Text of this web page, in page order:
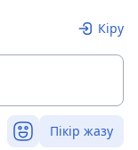
Кіру
Пікір жазу